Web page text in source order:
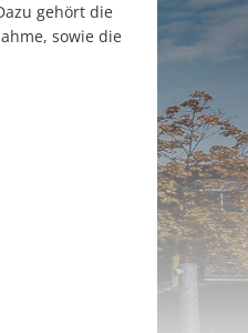
gehört die
sowie die